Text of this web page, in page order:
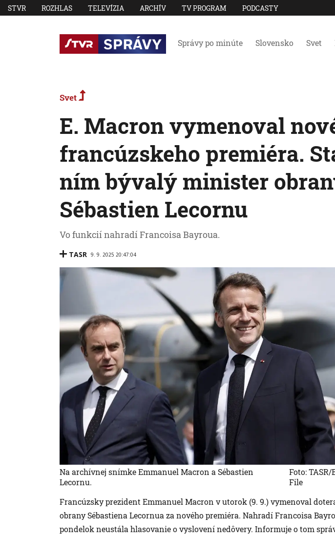
STVR ROZHLAS TELEVÍZIA ARCHÍV TV PROGRAM PODCASTY
Správy po minúte Slovensko Svet
Svet
E. Macron vymenoval
francúzskeho premiéra.
ním bývalý minister
Sébastien Lecornu
Vo funkcií nahradí Francoisa Bayroua.
TASR 9. 9. 2025 20:47:04
Na archívnej snímke Emmanuel Macron a Sébastien
Lecornu.
Foto:
File
Francúzsky prezident Emmanuel Macron v utorok (9. 9.) vymenoval
obrany Sébastiena Lecornua za nového premiéra. Nahradí Francoisa
pondelok neustála hlasovanie o vyslovení nedôvery. Informuje o tom